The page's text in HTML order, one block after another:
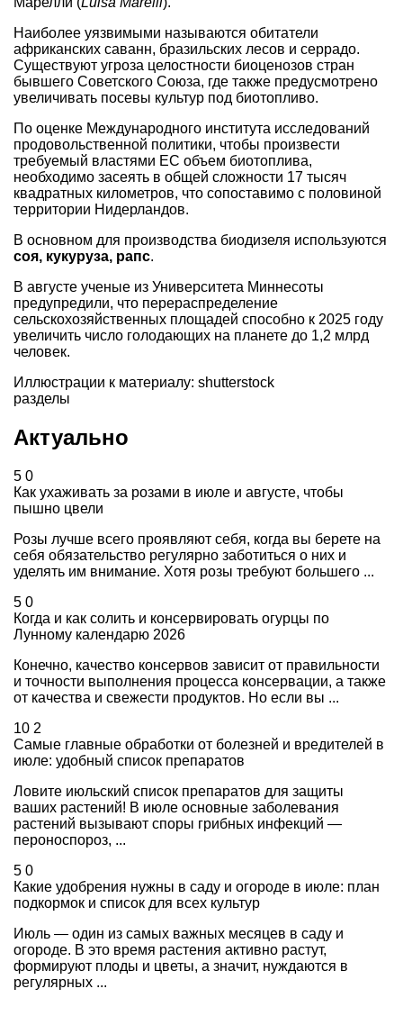
Наиболее уязвимыми называются обитатели
африканских саванн, бразильских лесов и серрадо.
Существуют угроза целостности биоценозов стран
бывшего Советского Союза, где также предусмотрено
увеличивать посевы культур под биотопливо.
По оценке Международного института исследований
продовольственной политики, чтобы произвести
требуемый властями ЕС объем биотоплива,
необходимо засеять в общей сложности 17 тысяч
квадратных километров, что сопоставимо с половиной
территории Нидерландов.
В основном для производства биодизеля используются
соя, кукуруза, рапс.
В августе ученые из Университета Миннесоты
предупредили, что перераспределение
сельскохозяйственных площадей способно к 2025 году
увеличить число голодающих на планете до 1,2 млрд
человек.
Иллюстрации к материалу: shutterstock
разделы
Актуально
5 0
Как ухаживать за розами в июле и августе, чтобы
пышно цвели
Розы лучше всего проявляют себя, когда вы берете на
себя обязательство регулярно заботиться о них и
уделять им внимание. Хотя розы требуют большего ...
5 0
Когда и как солить и консервировать огурцы по
Лунному календарю 2026
Конечно, качество консервов зависит от правильности
и точности выполнения процесса консервации, а также
от качества и свежести продуктов. Но если вы ...
10 2
Самые главные обработки от болезней и вредителей в
июле: удобный список препаратов
Ловите июльский список препаратов для защиты
ваших растений! В июле основные заболевания
растений вызывают споры грибных инфекций —
пероноспороз, ...
5 0
Какие удобрения нужны в саду и огороде в июле: план
подкормок и список для всех культур
Июль — один из самых важных месяцев в саду и
огороде. В это время растения активно растут,
формируют плоды и цветы, а значит, нуждаются в
регулярных ...